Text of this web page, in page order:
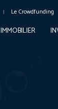
Le Crowdfunding
IMMOBILIER